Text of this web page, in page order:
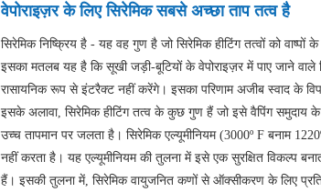
वेपोराइज़र के लिए सिरेमिक सबसे अच्छा ताप तत्व है
सिरेमिक निष्क्रिय है - यह वह गुण है जो सिरेमिक हीटिंग तत्वों को वाष्पों के
इसका मतलब यह है कि सूखी जड़ी-बूटियों के वेपोराइज़र में पाए जाने वाले
रासायनिक रूप से इंटरैक्ट नहीं करेंगे। इसका परिणाम अजीब स्वाद के
इसके अलावा, सिरेमिक हीटिंग तत्व के कुछ गुण हैं जो इसे वैपिंग समुदाय के
उच्च तापमान पर जलता है। सिरेमिक एल्यूमीनियम (3000º F बनाम
नहीं करता है। यह एल्यूमीनियम की तुलना में इसे एक सुरक्षित विकल्प
हैं। इसकी तुलना में, सिरेमिक वायुजनित कणों से ऑक्सीकरण के लिए